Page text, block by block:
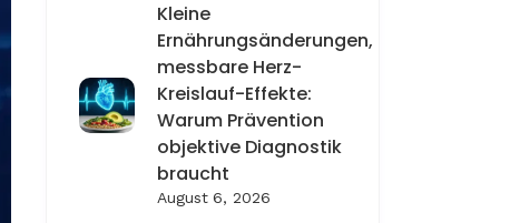
Kleine
Ernährungsänderungen,
messbare Herz-
Kreislauf-Effekte:
Warum Prävention
objektive Diagnostik
braucht
August 6, 2026